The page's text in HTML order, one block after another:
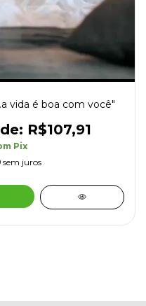
vida é boa com você"
R$107,91
Pix
sem juros